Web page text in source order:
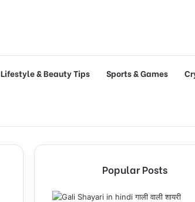
Lifestyle & Beauty Tips Sports & Games
Popular Posts